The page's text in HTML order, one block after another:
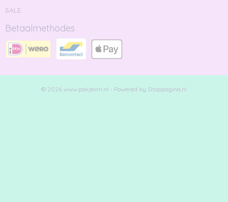
SALE
Betaalmethodes
© 2026 www.pakjeinn.nl - Powered by Shoppagina.nl